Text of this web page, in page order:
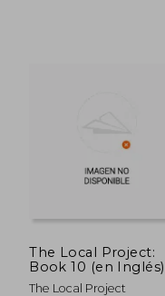
The Local Project:
Book 10 (en Inglés)
The Local Project